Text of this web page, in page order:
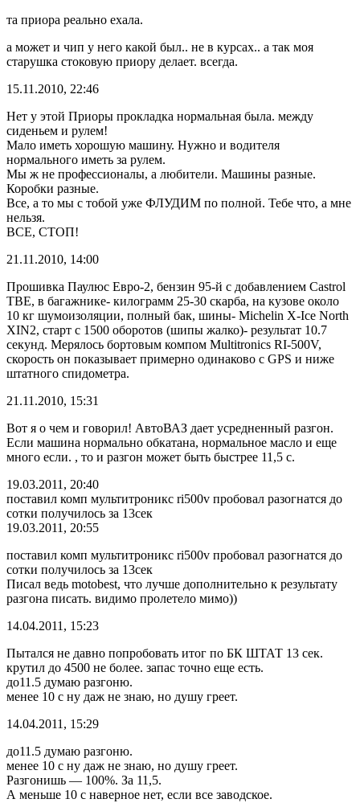
та приора реально ехала.
а может и чип у него какой был.. не в курсах.. а так моя
старушка стоковую приору делает. всегда.
15.11.2010, 22:46
Нет у этой Приоры прокладка нормальная была. между
сиденьем и рулем!
Мало иметь хорошую машину. Нужно и водителя
нормального иметь за рулем.
Мы ж не профессионалы, а любители. Машины разные.
Коробки разные.
Все, а то мы с тобой уже ФЛУДИМ по полной. Тебе что, а мне
нельзя.
ВСЕ, СТОП!
21.11.2010, 14:00
Прошивка Паулюс Евро-2, бензин 95-й с добавлением Castrol
TBE, в багажнике- килограмм 25-30 скарба, на кузове около
10 кг шумоизоляции, полный бак, шины- Michelin X-Ice North
XIN2, старт с 1500 оборотов (шипы жалко)- результат 10.7
секунд. Мерялось бортовым компом Multitronics RI-500V,
скорость он показывает примерно одинаково с GPS и ниже
штатного спидометра.
21.11.2010, 15:31
Вот я о чем и говорил! АвтоВАЗ дает усредненный разгон.
Если машина нормально обкатана, нормальное масло и еще
много если. , то и разгон может быть быстрее 11,5 с.
19.03.2011, 20:40
поставил комп мультитроникс ri500v пробовал разогнатся до
сотки получилось за 13сек
19.03.2011, 20:55
поставил комп мультитроникс ri500v пробовал разогнатся до
сотки получилось за 13сек
Писал ведь motobest, что лучше дополнительно к результату
разгона писать. видимо пролетело мимо))
14.04.2011, 15:23
Пытался не давно попробовать итог по БК ШТАТ 13 сек.
крутил до 4500 не более. запас точно еще есть.
до11.5 думаю разгоню.
менее 10 с ну даж не знаю, но душу греет.
14.04.2011, 15:29
до11.5 думаю разгоню.
менее 10 с ну даж не знаю, но душу греет.
Разгонишь — 100%. За 11,5.
А меньше 10 с наверное нет, если все заводское.